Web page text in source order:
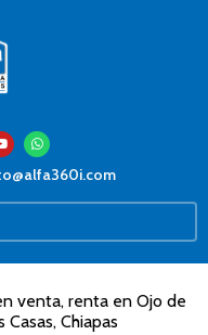
venta, renta en Ojo de
Chiapas